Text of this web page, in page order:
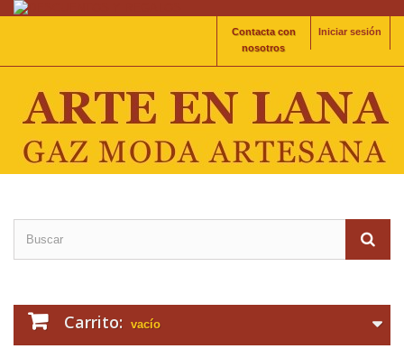
Iniciar sesión
Contacta con
nosotros
Carrito: vacío